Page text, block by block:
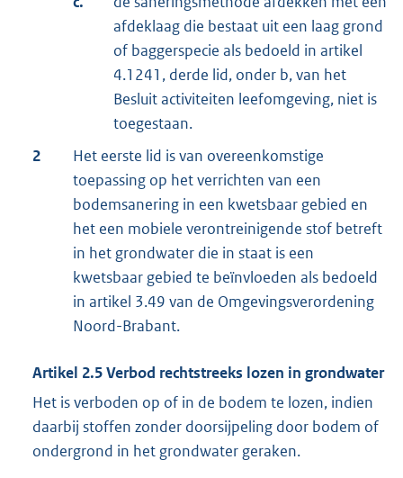
afdeklaag die bestaat uit een laag grond
of baggerspecie als bedoeld in artikel
4.1241, derde lid, onder b, van het
Besluit activiteiten leefomgeving, niet is
toegestaan.
2
Het eerste lid is van overeenkomstige
toepassing op het verrichten van een
bodemsanering in een kwetsbaar gebied en
het een mobiele verontreinigende stof betreft
in het grondwater die in staat is een
kwetsbaar gebied te beïnvloeden als bedoeld
in artikel 3.49 van de Omgevingsverordening
Noord-Brabant.
Artikel 2.5Verbod rechtstreeks lozen in grondwater
Het is verboden op of in de bodem te lozen, indien
daarbij stoffen zonder doorsijpeling door bodem of
ondergrond in het grondwater geraken.